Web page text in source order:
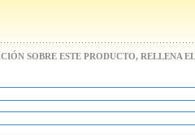
SOBRE ESTE PRODUCTO, RELLENA EL